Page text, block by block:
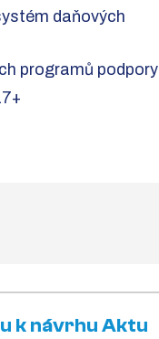
daňových
programů podpory
k návrhu Aktu